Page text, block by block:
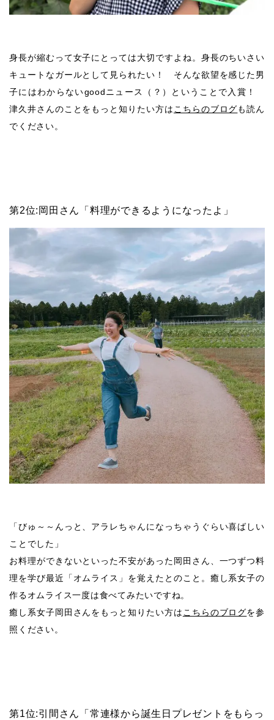
身長が縮むって女子にとっては大切ですよね。身長のちいさい
キュートなガールとして見られたい！ そんな欲望を感じた男
子にはわからないgoodニュース（？）ということで入賞！
津久井さんのことをもっと知りたい方は こちらのブログも読ん
でください。
第2位:岡田さん「料理ができるようになったよ」
「びゅ～～んっと、アラレちゃんになっちゃうぐらい喜ばしい
ことでした」
お料理ができないといった不安があった岡田さん、一つずつ料
理を学び最近「オムライス」を覚えたとのこと。癒し系女子の
作るオムライス一度は食べてみたいですね。
癒し系女子岡田さんをもっと知りたい方は こちらのブログを参
照ください。
第1位:引間さん「常連様から誕生日プレゼントをもらっ